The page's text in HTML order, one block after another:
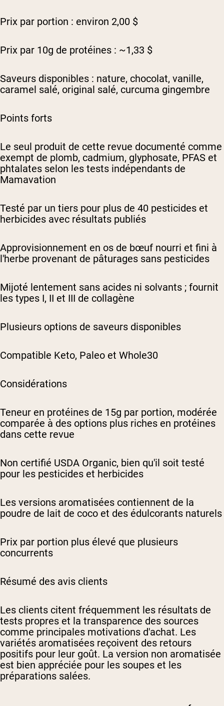
Prix par portion : environ 2,00 $
Prix par 10g de protéines : ~1,33 $
Saveurs disponibles : nature, chocolat, vanille,
caramel salé, original salé, curcuma gingembre
Points forts
Le seul produit de cette revue documenté comme
exempt de plomb, cadmium, glyphosate, PFAS et
phtalates selon les tests indépendants de
Mamavation
Testé par un tiers pour plus de 40 pesticides et
herbicides avec résultats publiés
Approvisionnement en os de bœuf nourri et fini à
l'herbe provenant de pâturages sans pesticides
Mijoté lentement sans acides ni solvants ; fournit
les types I, II et III de collagène
Plusieurs options de saveurs disponibles
Compatible Keto, Paleo et Whole30
Considérations
Teneur en protéines de 15g par portion, modérée
comparée à des options plus riches en protéines
dans cette revue
Non certifié USDA Organic, bien qu'il soit testé
pour les pesticides et herbicides
Les versions aromatisées contiennent de la
poudre de lait de coco et des édulcorants naturels
Prix par portion plus élevé que plusieurs
concurrents
Résumé des avis clients
Les clients citent fréquemment les résultats de
tests propres et la transparence des sources
comme principales motivations d'achat. Les
variétés aromatisées reçoivent des retours
positifs pour leur goût. La version non aromatisée
est bien appréciée pour les soupes et les
préparations salées.